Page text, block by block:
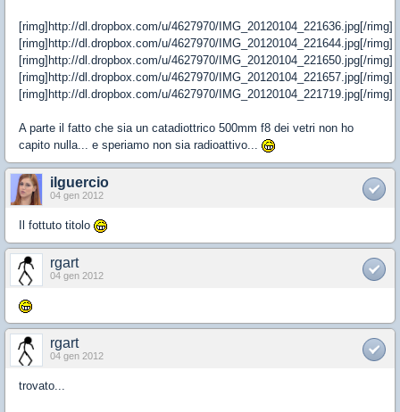
[rimg]http://dl.dropbox.com/u/4627970/IMG_20120104_221636.jpg[/rimg]
[rimg]http://dl.dropbox.com/u/4627970/IMG_20120104_221644.jpg[/rimg]
[rimg]http://dl.dropbox.com/u/4627970/IMG_20120104_221650.jpg[/rimg]
[rimg]http://dl.dropbox.com/u/4627970/IMG_20120104_221657.jpg[/rimg]
[rimg]http://dl.dropbox.com/u/4627970/IMG_20120104_221719.jpg[/rimg]
A parte il fatto che sia un catadiottrico 500mm f8 dei vetri non ho
capito nulla... e speriamo non sia radioattivo...
ilguercio
04 gen 2012
Il fottuto titolo
rgart
04 gen 2012
rgart
04 gen 2012
trovato...